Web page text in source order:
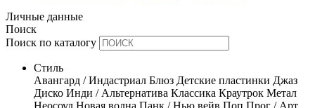
Личные данные
Поиск
Поиск по каталогу
Стиль
Авангард / Индастриал Блюз Детские пластинки Джаз
Диско Инди / Альтернатива Классика Краутрок Метал